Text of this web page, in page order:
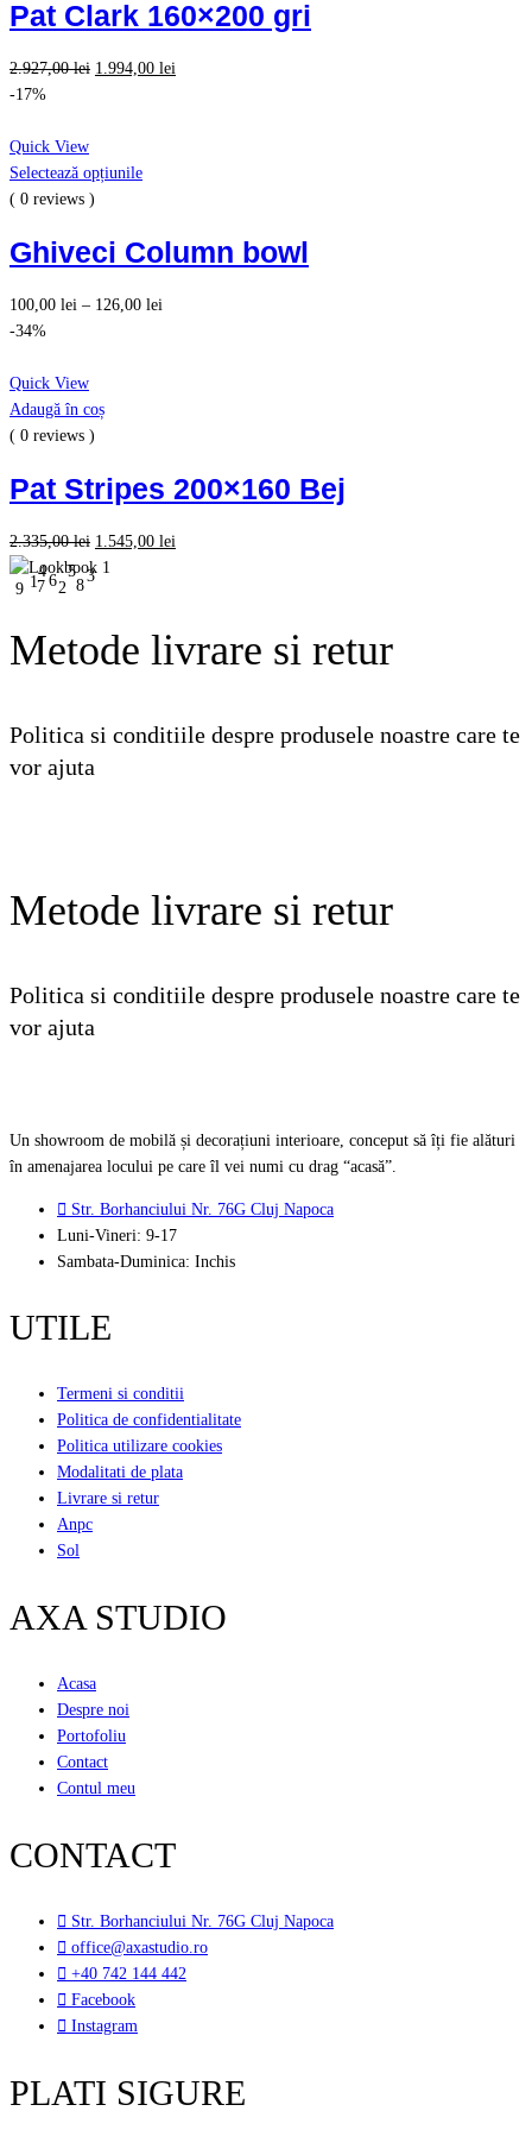
Pat Clark 160×200 gri
2.927,00lei Prețul
2.927,00 lei.
1.994,00 lei
-17%
Quick View
Selectează opțiunile
( 0 reviews )
Ghiveci Column bowl
100,00 lei – 126,00 lei
-34%
Quick View
Adaugă în coș
( 0 reviews )
Pat Stripes 200×160 Bej
2.335,00lei Prețul
inițial
2.335,00 lei.
1.545,00 lei
1 2
3
4 5
6
7 8
9
Metode livrare si retur
Politica si conditiile despre produsele noastre care te
vor ajuta
Metode livrare si retur
Politica si conditiile despre produsele noastre care te
vor ajuta
Un showroom de mobilă și decorațiuni interioare, conceput să îți fie alături
în amenajarea locului pe care îl vei numi cu drag “acasă”.
Str. Borhanciului Nr. 76G Cluj Napoca
Luni-Vineri: 9-17
Sambata-Duminica: Inchis
UTILE
Termeni si conditii
Politica de confidentialitate
Politica utilizare cookies
Modalitati de plata
Livrare si retur
Anpc
Sol
AXA STUDIO
Acasa
Despre noi
Portofoliu
Contact
Contul meu
CONTACT
Str. Borhanciului Nr. 76G Cluj Napoca
office@axastudio.ro
+40 742 144 442
Facebook
Instagram
PLATI SIGURE